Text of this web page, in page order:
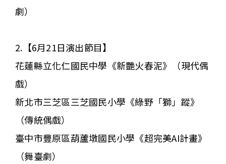
劇）
2.【6月21日演出節目】
花蓮縣立化仁國民中學《新艷火春泥》（現代偶
戲）
新北市三芝區三芝國民小學《綠野「獅」蹤》
（傳統偶戲）
臺中市豐原區葫蘆墩國民小學《超完美AI計畫》
（舞臺劇）